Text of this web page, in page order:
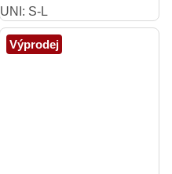
UNI: S-L
Výprodej